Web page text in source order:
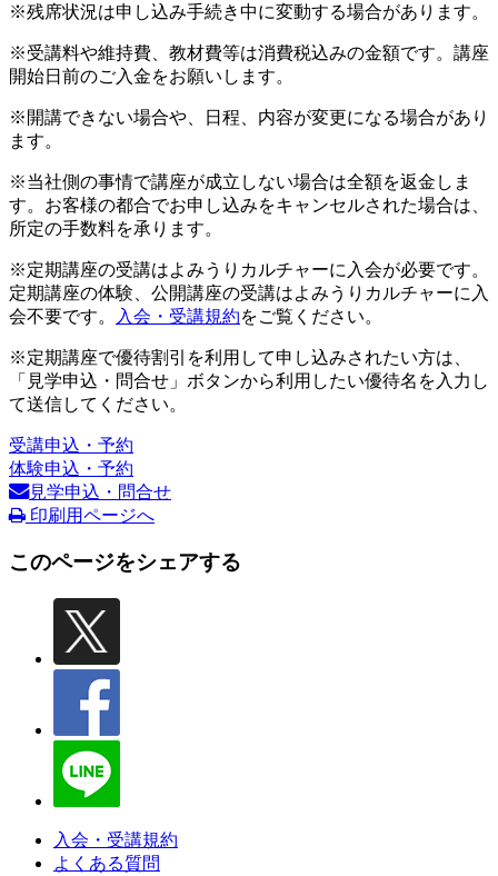
※残席状況は申し込み手続き中に変動する場合があります。
※受講料や維持費、教材費等は消費税込みの金額です。講座
開始日前のご入金をお願いします。
※開講できない場合や、日程、内容が変更になる場合があり
ます。
※当社側の事情で講座が成立しない場合は全額を返金しま
す。お客様の都合でお申し込みをキャンセルされた場合は、
所定の手数料を承ります。
※定期講座の受講はよみうりカルチャーに入会が必要です。
定期講座の体験、公開講座の受講はよみうりカルチャーに入
会不要です。
入会・受講規約をご覧ください。
※定期講座で優待割引を利用して申し込みされたい方は、
「見学申込・問合せ」ボタンから利用したい優待名を入力し
て送信してください。
受講申込・予約
体験申込・予約
見学申込・問合せ
印刷用ページへ
このページをシェアする
入会・受講規約
よくある質問